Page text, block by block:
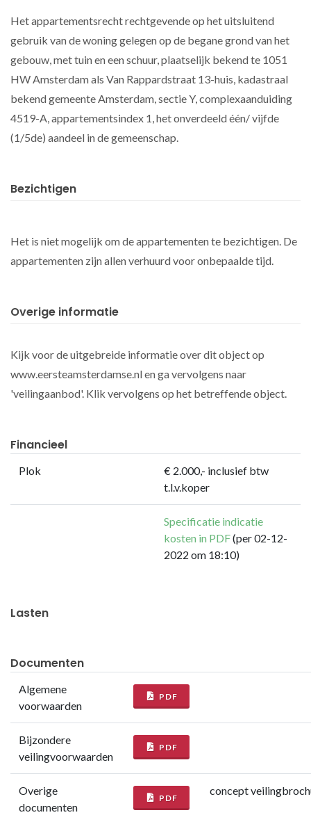
Het appartementsrecht rechtgevende op het uitsluitend
gebruik van de woning gelegen op de begane grond van het
gebouw, met tuin en een schuur, plaatselijk bekend te 1051
HW Amsterdam als Van Rappardstraat 13-huis, kadastraal
bekend gemeente Amsterdam, sectie Y, complexaanduiding
4519-A, appartementsindex 1, het onverdeeld één/ vijfde
(1/5de) aandeel in de gemeenschap.
Bezichtigen
Het is niet mogelijk om de appartementen te bezichtigen. De
appartementen zijn allen verhuurd voor onbepaalde tijd.
Overige informatie
Kijk voor de uitgebreide informatie over dit object op
www.eersteamsterdamse.nl en ga vervolgens naar
'veilingaanbod'. Klik vervolgens op het betreffende object.
Financieel
Plok
€ 2.000,- inclusief btw
t.l.v.koper
Specificatie indicatie
kosten in PDF(per 02-12-
2022 om 18:10)
Lasten
Documenten
Algemene
voorwaarden
PDF
Bijzondere
veilingvoorwaarden
PDF
Overige
documenten
PDF
concept